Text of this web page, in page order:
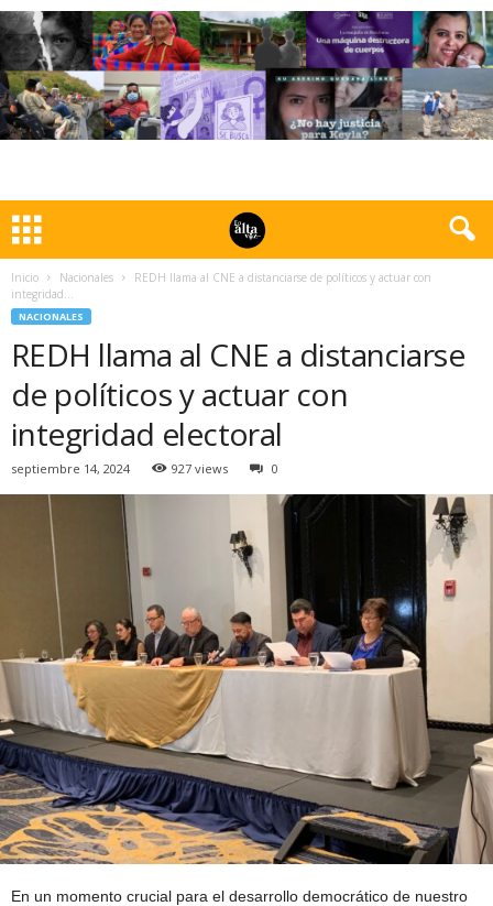
Inicio Nacionales
REDH llama al CNE a distanciarse de políticos y actuar con
integridad...
NACIONALES
REDH llama al CNE a distanciarse
de políticos y actuar con
integridad electoral
septiembre 14, 2024 927 views 0
En un momento crucial para el desarrollo democrático de nuestro